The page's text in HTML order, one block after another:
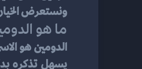
ونستعرض
ما هو